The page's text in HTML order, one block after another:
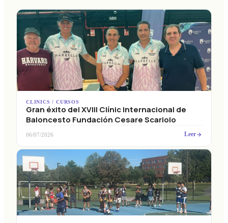
CLINICS / CURSOS
Gran éxito del XVIII Clínic Internacional de
Baloncesto Fundación Cesare Scariolo
06/07/2026 Leer